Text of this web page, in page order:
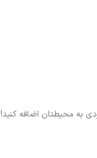
به محیطتان اضافه کنید!